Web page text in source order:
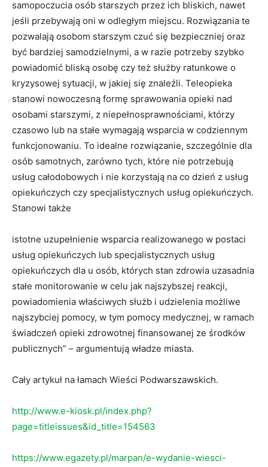
samopoczucia osób starszych przez ich bliskich, nawet
jeśli przebywają oni w odległym miejscu. Rozwiązania te
pozwalają osobom starszym czuć się bezpieczniej oraz
być bardziej samodzielnymi, a w razie potrzeby szybko
powiadomić bliską osobę czy też służby ratunkowe o
kryzysowej sytuacji, w jakiej się znaleźli. Teleopieka
stanowi nowoczesną formę sprawowania opieki nad
osobami starszymi, z niepełnosprawnościami, którzy
czasowo lub na stałe wymagają wsparcia w codziennym
funkcjonowaniu. To idealne rozwiązanie, szczególnie dla
osób samotnych, zarówno tych, które nie potrzebują
usług całodobowych i nie korzystają na co dzień z usług
opiekuńczych czy specjalistycznych usług opiekuńczych.
Stanowi także
istotne uzupełnienie wsparcia realizowanego w postaci
usług opiekuńczych lub specjalistycznych usług
opiekuńczych dla u osób, których stan zdrowia uzasadnia
stałe monitorowanie w celu jak najszybszej reakcji,
powiadomienia właściwych służb i udzielenia możliwe
najszybciej pomocy, w tym pomocy medycznej, w ramach
świadczeń opieki zdrowotnej finansowanej ze środków
publicznych” – argumentują władze miasta.
Cały artykuł na łamach Wieści Podwarszawskich.
http://www.e-kiosk.pl/index.php?
page=titleissues&id_title=154563
https://www.egazety.pl/marpan/e-wydanie-wiesci-